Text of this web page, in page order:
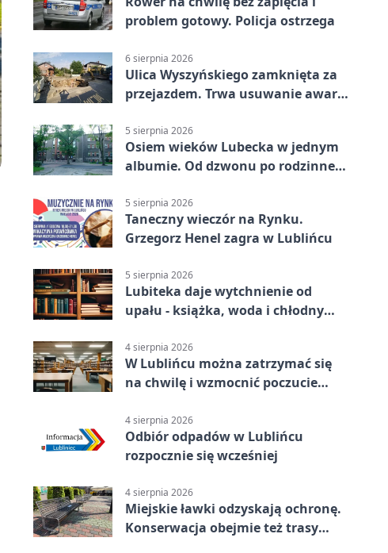
problem gotowy. Policja ostrzega
6 sierpnia 2026
Ulica Wyszyńskiego zamknięta za
przejazdem. Trwa usuwanie awarii
5 sierpnia 2026
Osiem wieków Lubecka w jednym
albumie. Od dzwonu po rodzinne
5 sierpnia 2026
Taneczny wieczór na Rynku.
Grzegorz Henel zagra w Lublińcu
5 sierpnia 2026
Lubiteka daje wytchnienie od
upału - książka, woda i chłodny
4 sierpnia 2026
W Lublińcu można zatrzymać się
na chwilę i wzmocnić poczucie
4 sierpnia 2026
Odbiór odpadów w Lublińcu
rozpocznie się wcześniej
4 sierpnia 2026
Miejskie ławki odzyskają ochronę.
Konserwacja obejmie też trasy